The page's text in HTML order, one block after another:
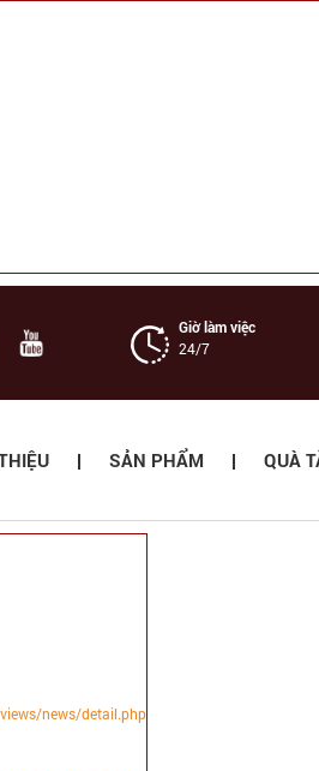
Giờ làm việc
24/7
SẢN PHẨM QUÀ
news/detail.php